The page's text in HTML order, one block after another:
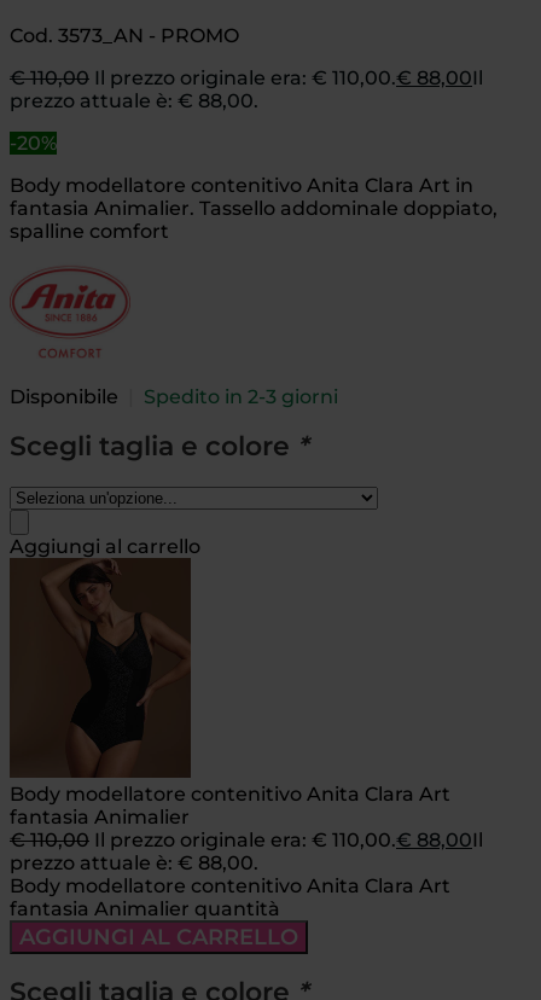
Cod. 3573_AN - PROMO
€110,00 Il prezzo originale era: € 110,00.€ 88,00Il
prezzo attuale è: € 88,00.
-20%
Body modellatore contenitivo Anita Clara Art in
fantasia Animalier. Tassello addominale doppiato,
spalline comfort
Disponibile Spedito in 2-3 giorni
Scegli taglia e colore *
Aggiungi al carrello
Body modellatore contenitivo Anita Clara Art
fantasia Animalier
€110,00 Il prezzo originale era: € 110,00.€ 88,00Il
prezzo attuale è: € 88,00.
Body modellatore contenitivo Anita Clara Art
fantasia Animalier quantità
AGGIUNGI AL CARRELLO
Scegli taglia e colore *